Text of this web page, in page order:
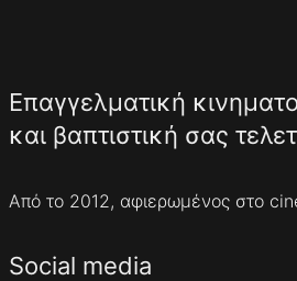
Επαγγελματική
και βαπτιστική σας
Από το 2012, αφιερωμένος στο
Social media